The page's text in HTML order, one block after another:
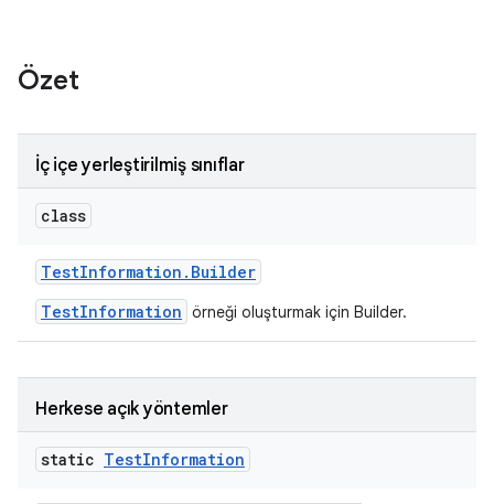
Özet
İç içe yerleştirilmiş sınıflar
class
TestInformation . Builder
TestInformation örneği oluşturmak için Builder.
Herkese açık yöntemler
static TestInformation